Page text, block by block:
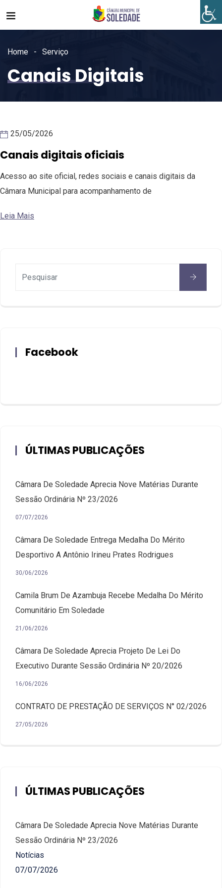
Home Serviço
Canais Digitais
25/05/2026
Canais digitais oficiais
Acesso ao site oficial, redes sociais e canais digitais da
Câmara Municipal para acompanhamento de
Leia Mais
Facebook
ÚLTIMAS PUBLICAÇÕES
Câmara De Soledade Aprecia Nove Matérias Durante
Sessão Ordinária Nº 23/2026
07/07/2026
Câmara De Soledade Entrega Medalha Do Mérito
Desportivo A Antônio Irineu Prates Rodrigues
30/06/2026
Camila Brum De Azambuja Recebe Medalha Do Mérito
Comunitário Em Soledade
21/06/2026
Câmara De Soledade Aprecia Projeto De Lei Do
Executivo Durante Sessão Ordinária Nº 20/2026
16/06/2026
CONTRATO DE PRESTAÇÃO DE SERVIÇOS N° 02/2026
27/05/2026
ÚLTIMAS PUBLICAÇÕES
Câmara De Soledade Aprecia Nove Matérias Durante
Sessão Ordinária Nº 23/2026
Notícias
07/07/2026